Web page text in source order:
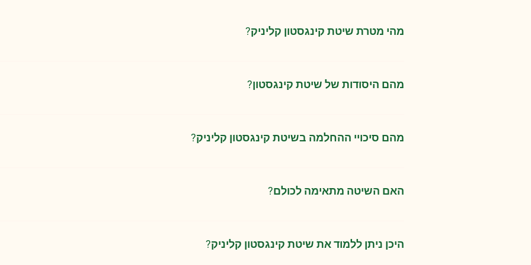
מהי מטרת שיטת קינגסטון קליניק?
מהם היסודות של שיטת קינגסטון?
תזונה אורגנית טבעית ומאוזנת הכוללת גם חלבון איכותי וקל לעיכול מן החי.
הימנעות ממזון מתועש, מתבלון מזיק ומשתייה מזיקה.
מהם סיכויי ההחלמה בשיטת קינגסטון קליניק?
האם השיטה מתאימה לכולם?
התחלת השיטה.
היכן ניתן ללמוד את שיטת קינגסטון קליניק?